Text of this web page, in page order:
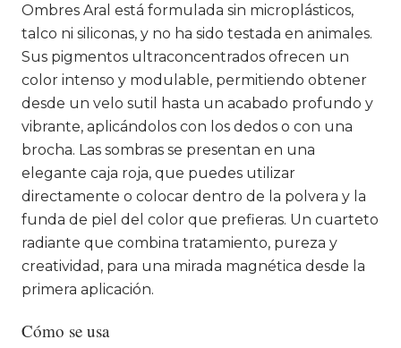
Ombres Aral está formulada sin microplásticos,
talco ni siliconas, y no ha sido testada en animales.
Sus pigmentos ultraconcentrados ofrecen un
color intenso y modulable, permitiendo obtener
desde un velo sutil hasta un acabado profundo y
vibrante, aplicándolos con los dedos o con una
brocha. Las sombras se presentan en una
elegante caja roja, que puedes utilizar
directamente o colocar dentro de la polvera y la
funda de piel del color que prefieras. Un cuarteto
radiante que combina tratamiento, pureza y
creatividad, para una mirada magnética desde la
primera aplicación.
Cómo se usa